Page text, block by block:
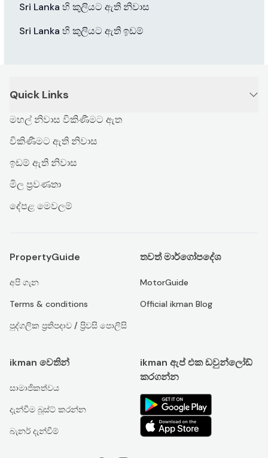
Sri Lanka හි කුලියට ඇති නිවාස
Sri Lanka හි කුලියට ඇති ඉඩම්
Quick Links
මහල් නිවාස විකිණීමට ඇත
විකිණීමට ඇති නිවාස
ඉඩම් ඇති නිවාස
මිල ප්‍රවණතා
දේපළ මෙවලම්
PropertyGuide
අපි ගැන
Terms & conditions
පුද්ගලික ප්‍රතිපදාව / ප්‍රිවසි පොලිසි
තවත් මාර්ගෝපදේශ
MotorGuide
Official ikman Blog
ikman වෙතින්
සාමාජිකත්වය
දැන්වීම බූස්ට් කරන්න
බැනර් දැන්වීම්
ikman ඇප් එක ඩවුන්ලෝඩ්
කරගන්න